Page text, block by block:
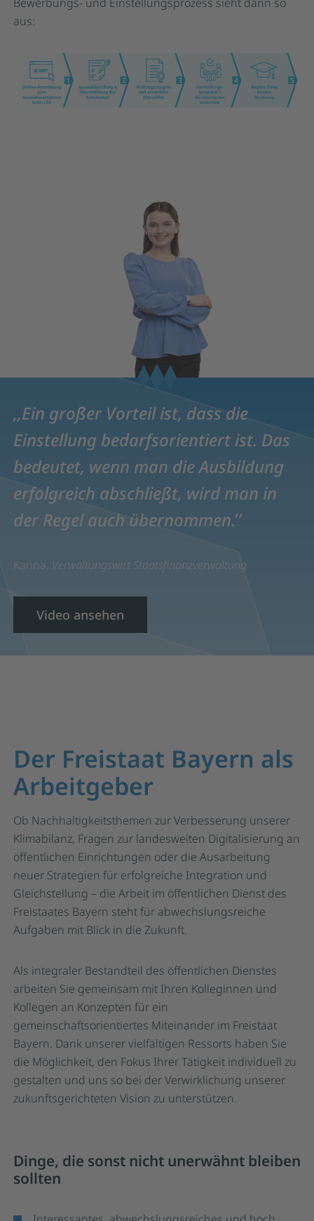
aus:
Ein großer Vorteil ist, dass die
Einstellung bedarfsorientiert ist. Das
bedeutet, wenn man die Ausbildung
erfolgreich abschließt, wird man in
der Regel auch übernommen.
Karina, Verwaltungswirt Staatsfinanzverwaltung
Video ansehen
Der Freistaat Bayern als
Arbeitgeber
Ob Nachhaltigkeitsthemen zur Verbesserung unserer
Klimabilanz, Fragen zur landesweiten Digitalisierung an
öffentlichen Einrichtungen oder die Ausarbeitung
neuer Strategien für erfolgreiche Integration und
Gleichstellung – die Arbeit im öffentlichen Dienst des
Freistaates Bayern steht für abwechslungsreiche
Aufgaben mit Blick in die Zukunft.
Als integraler Bestandteil des öffentlichen Dienstes
arbeiten Sie gemeinsam mit Ihren Kolleginnen und
Kollegen an Konzepten für ein
gemeinschaftsorientiertes Miteinander im Freistaat
Bayern. Dank unserer vielfältigen Ressorts haben Sie
die Möglichkeit, den Fokus Ihrer Tätigkeit individuell zu
gestalten und uns so bei der Verwirklichung unserer
zukunftsgerichteten Vision zu unterstützen.
Dinge, die sonst nicht unerwähnt bleiben
sollten